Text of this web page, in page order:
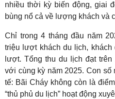
nhiều thời kỳ biến động, giai
bùng nổ cả về lượng khách và
Chỉ trong 4 tháng đầu năm
triệu lượt khách du lịch,
lượt. Tổng thu du lịch đạt
với cùng kỳ năm 2025. Con
tế: Bãi Cháy không còn là
“thủ phủ du lịch” hoạt động